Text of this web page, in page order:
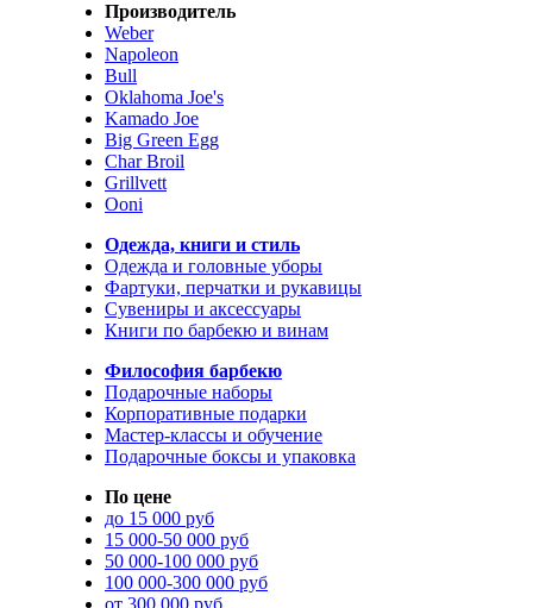
Производитель
Weber
Napoleon
Bull
Oklahoma Joe's
Kamado Joe
Big Green Egg
Char Broil
Grillvett
Ooni
Одежда, книги и стиль
Одежда и головные уборы
Фартуки, перчатки и рукавицы
Сувениры и аксессуары
Книги по барбекю и винам
Философия барбекю
Подарочные наборы
Корпоративные подарки
Мастер-классы и обучение
Подарочные боксы и упаковка
По цене
до 15 000 руб
15 000-50 000 руб
50 000-100 000 руб
100 000-300 000 руб
от 300 000 руб